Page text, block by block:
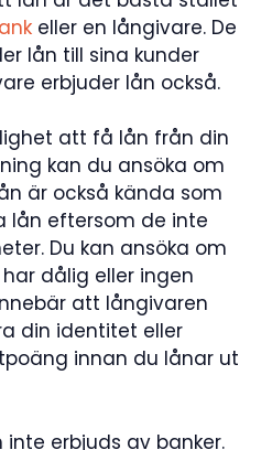
eller en långivare. De
lån till sina kunder
erbjuder lån också.
att få lån från din
kan du ansöka om
är också kända som
lån eftersom de inte
Du kan ansöka om
dålig eller ingen
att långivaren
din identitet eller
innan du lånar ut
erbjuds av banker.